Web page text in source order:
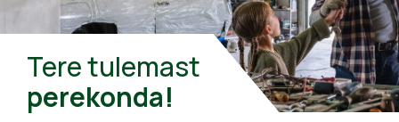
Tere tulemast
perekonda!